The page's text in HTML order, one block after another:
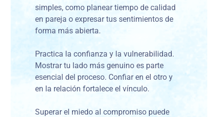
simples, como planear tiempo de calidad
en pareja o expresar tus sentimientos de
forma más abierta.
Practica la confianza y la vulnerabilidad.
Mostrar tu lado más genuino es parte
esencial del proceso. Confiar en el otro y
en la relación fortalece el vínculo.
Superar el miedo al compromiso puede